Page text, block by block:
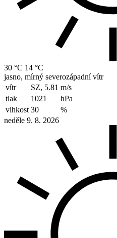
30 °C 14 °C
jasno, mírný severozápadní vítr
vítr
SZ, 5.81 m/s
tlak
1021
hPa
vlhkost 30
%
neděle 9. 8. 2026